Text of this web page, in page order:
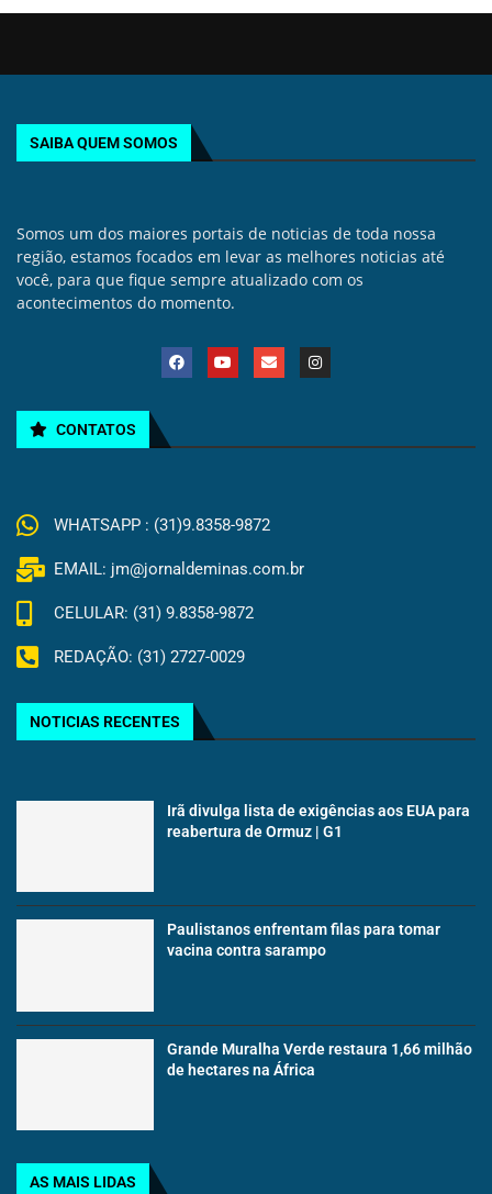
SAIBA QUEM SOMOS
Somos um dos maiores portais de noticias de toda nossa
região, estamos focados em levar as melhores noticias até
você, para que fique sempre atualizado com os
acontecimentos do momento.
CONTATOS
WHATSAPP : (31)9.8358-9872
EMAIL: jm@jornaldeminas.com.br
CELULAR: (31) 9.8358-9872
REDAÇÃO: (31) 2727-0029
NOTICIAS RECENTES
Irã divulga lista de exigências aos EUA para
reabertura de Ormuz | G1
Paulistanos enfrentam filas para tomar
vacina contra sarampo
Grande Muralha Verde restaura 1,66 milhão
de hectares na África
AS MAIS LIDAS